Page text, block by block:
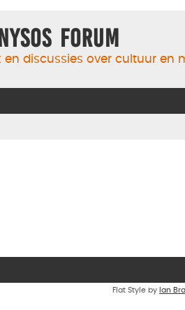
Forum
discussies over cultuur en
Flat Style by Ian